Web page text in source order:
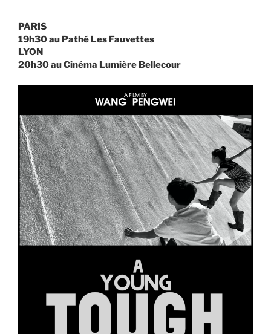
PARIS
19h30 au Pathé Les Fauvettes
LYON
20h30 au Cinéma Lumière Bellecour